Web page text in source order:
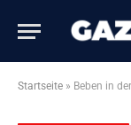
Startseite » Beben in der